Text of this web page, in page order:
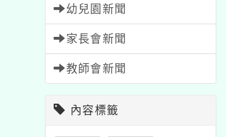
幼兒園新聞
家長會新聞
教師會新聞
內容標籤